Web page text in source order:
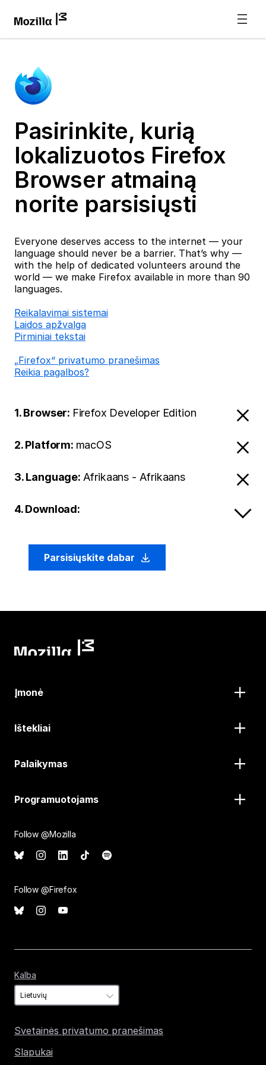
Pasirinkite, kurią
lokalizuotos Firefox
Browser atmainą
norite parsisiųsti
Everyone deserves access to the internet — your
language should never be a barrier. That’s why —
with the help of dedicated volunteers around the
world — we make Firefox available in more than 90
languages.
Reikalavimai sistemai
Laidos apžvalga
Pirminiai tekstai
„Firefox“ privatumo pranešimas
Reikia pagalbos?
1. Browser: Firefox Developer Edition
2. Platform: macOS
3. Language: Afrikaans - Afrikaans
4. Download:
Parsisiųskite dabar
Įmonė
Ištekliai
Palaikymas
Programuotojams
Follow @Mozilla
Follow @Firefox
Kalba
Svetainės privatumo pranešimas
Slapukai